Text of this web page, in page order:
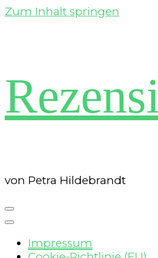
Zum Inhalt springen
von Petra Hildebrandt
Impressum